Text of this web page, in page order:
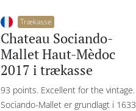
Trækasse
Chateau Sociando-
Mallet Haut-Mèdoc
2017 i trækasse
93 points. Excellent for the vintage.
Sociando-Mallet er grundlagt i 1633